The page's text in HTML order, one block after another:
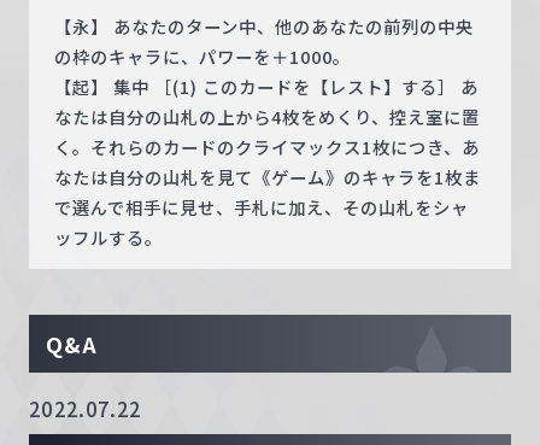
【永】 あなたのターン中、他のあなたの前列の中央
の枠のキャラに、パワーを＋1000。
【起】 集中 ［(1) このカードを【レスト】する］ あ
なたは自分の山札の上から4枚をめくり、控え室に置
く。それらのカードのクライマックス1枚につき、あ
なたは自分の山札を見て《ゲーム》のキャラを1枚ま
で選んで相手に見せ、手札に加え、その山札をシャ
ッフルする。
Q&A
2022.07.22